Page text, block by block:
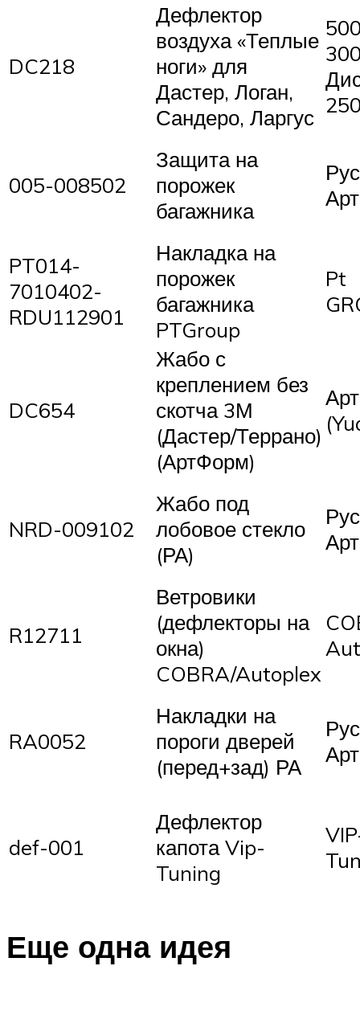
DC218
Дефлектор
воздуха «Теплые
ноги» для
Дастер, Логан,
Сандеро, Ларгус
005-008502
Защита на
порожек
багажника
PT014-
7010402-
RDU112901
Накладка на
порожек
багажника
PTGroup
Pt
DC654
Жабо с
креплением без
скотча 3М
(Дастер/Террано)
(АртФорм)
NRD-009102
Жабо под
лобовое стекло
(РА)
R12711
Ветровики
(дефлекторы на
окна)
COBRA/Autoplex
RA0052
Накладки на
пороги дверей
(перед+зад) РА
def-001
Дефлектор
капота Vip-
Tuning
Еще одна идея